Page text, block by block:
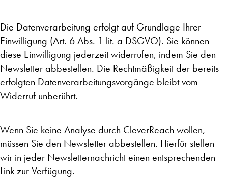
Die Datenverarbeitung erfolgt auf Grundlage Ihrer
Einwilligung (Art. 6 Abs. 1 lit. a DSGVO). Sie können
diese Einwilligung jederzeit widerrufen, indem Sie den
Newsletter abbestellen. Die Rechtmäßigkeit der bereits
erfolgten Datenverarbeitungsvorgänge bleibt vom
Widerruf unberührt.
Wenn Sie keine Analyse durch CleverReach wollen,
müssen Sie den Newsletter abbestellen. Hierfür stellen
wir in jeder Newsletternachricht einen entsprechenden
Link zur Verfügung.